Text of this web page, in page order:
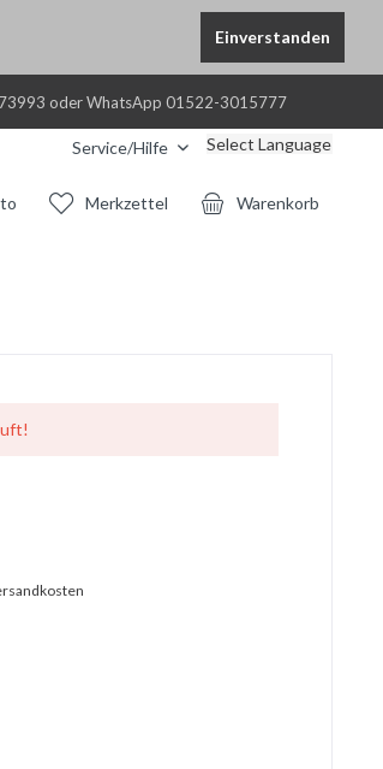
Einverstanden
oder WhatsApp 01522-3015777
Service/Hilfe Select Language
Warenkorb
Merkzettel